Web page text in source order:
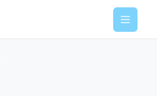
Menu